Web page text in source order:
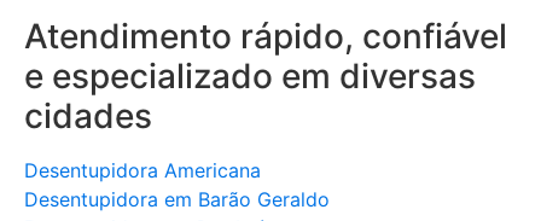
Atendimento rápido, confiável
e especializado em diversas
cidades
Desentupidora Americana
Desentupidora em Barão Geraldo